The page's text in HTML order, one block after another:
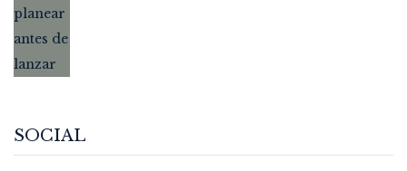
SOCIAL